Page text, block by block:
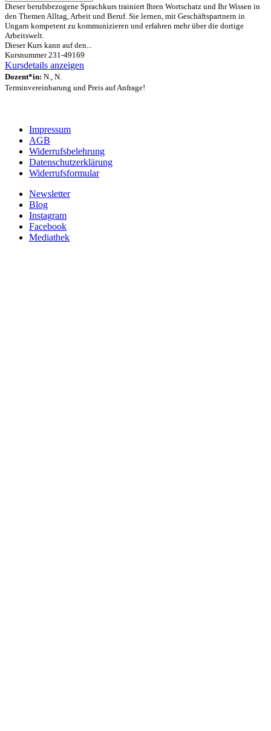
Dieser berufsbezogene Sprachkurs trainiert Ihren Wortschatz und Ihr Wissen in
den Themen Alltag, Arbeit und Beruf. Sie lernen, mit Geschäftspartnern in
Ungarn kompetent zu kommunizieren und erfahren mehr über die dortige
Arbeitswelt.
Dieser Kurs kann auf den...
Kursnummer 231-49169
Kursdetails anzeigen
Dozent*in: N., N.
Terminvereinbarung und Preis auf Anfrage!
Impressum
AGB
Widerrufsbelehrung
Datenschutzerklärung
Widerrufsformular
Newsletter
Blog
Instagram
Facebook
Mediathek